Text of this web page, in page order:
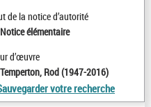
de la notice d’autorité
Notice élémentaire
d’œuvre
Temperton, Rod (1947-2016)
votre recherche